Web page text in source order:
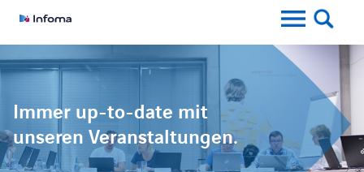
Immer up-to-date mit
unseren Veranstaltungen.